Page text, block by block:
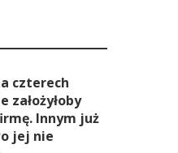
czterech
założyłoby
Innym już
jej nie